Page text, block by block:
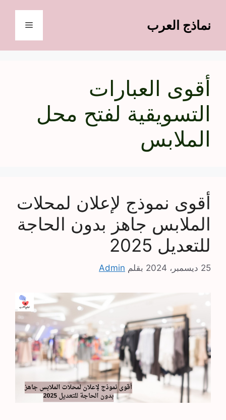
المحتوىنماذج العرب القائمة
أقوى العبارات
التسويقية لفتح محل
الملابس
أقوى نموذج لإعلان لمحلات
الملابس جاهز بدون الحاجة
للتعديل 2025
25 ديسمبر، 2024 بقلم Admin